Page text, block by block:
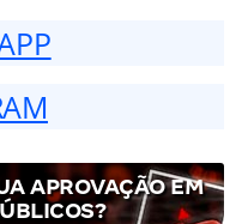
APROVAÇÃO EM